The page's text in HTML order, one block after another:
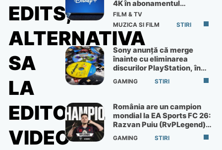
EDITS,
ALTERNATIVA
SA
LA
EDITORUL
VIDEO
4K în abonamentul
Premium
FILM & TV
MUZICA SI FILM
STIRI
Sony anunță că merge
înainte cu eliminarea
discurilor PlayStation, în
ciuda protestelor
GAMING STIRI
România are un campion
mondial la EA Sports FC 26:
Razvan Puiu (RvPLegend)
câștigă turneul de la Paris
GAMING STIRI